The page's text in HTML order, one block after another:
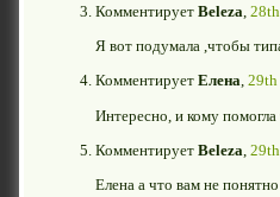
Комментирует Beleza
Я вот подумала ,чтобы
Комментирует Елена, 29th
Интересно, и кому помогла
Комментирует Beleza
Елена а что вам не